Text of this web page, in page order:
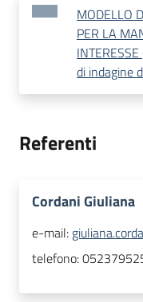
MODELLO
PER LA
di indagine
Referenti
Cordani Giuliana
e-mail:
telefono: